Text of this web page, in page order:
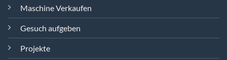
Maschine Verkaufen
Gesuch aufgeben
Projekte